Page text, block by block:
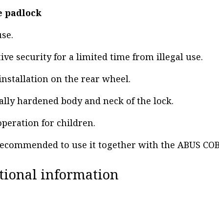
padlock
security for a limited time from illegal use.
on the rear wheel.
hardened body and neck of the lock.
for children.
to use it together with the ABUS
information